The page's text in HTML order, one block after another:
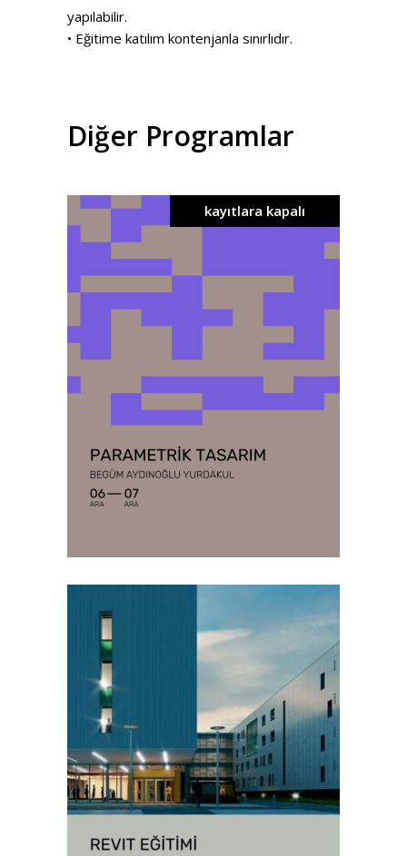
yapılabilir.
• Eğitime katılım kontenjanla sınırlıdır.
Diğer Programlar
kayıtlara kapalı
detaylar
detaylar